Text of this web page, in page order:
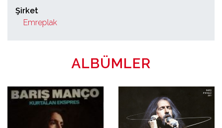
Şirket
Emreplak
ALBÜMLER